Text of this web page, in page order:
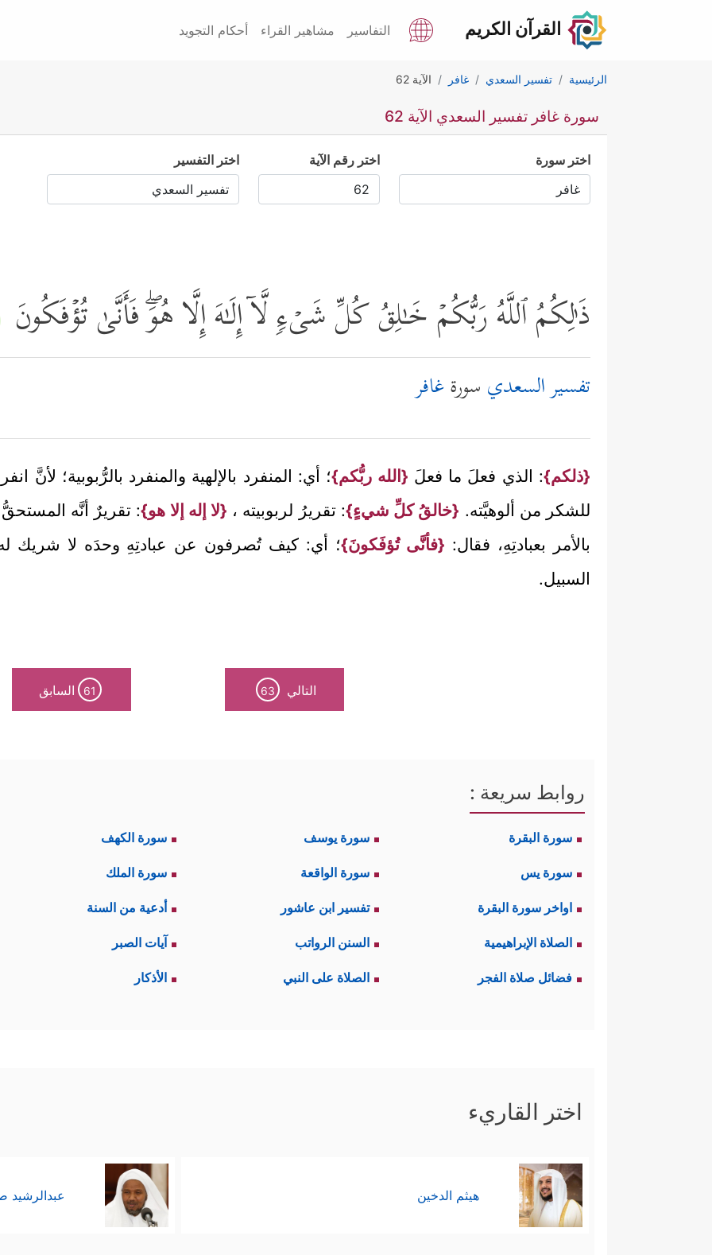
القرآن الكريم التفاسير مشاهير القراء أحكام التجويد
الرئيسية تفسير السعدي غافر الآية 62
سورة غافر تفسير السعدي الآية 62
اختر سورة اختر رقم الآية اختر التفسير
ذَ ٰ⁠لِكُمُ ٱللَّهُ رَبُّكُمۡ خَـٰلِقُ كُلِّ شَیۡءࣲ لَّاۤ إِلَـٰهَ إِلَّا هُوَۖ فَأَنَّىٰ تُؤۡفَكُونَ
تفسير السعدي سورةغافر
{ذلكم}: الذي فعلَ ما فعلَ {الله ربُّكم}؛ أي: المنفرد بالإلهية والمنفرد بالرُّبوبية؛ لأنَّ
للشكر من ألوهيَّته. {خالقُ كلِّ شيءٍ}: تقريرُ لربوبيته ، {لا إله إلا هو}: تقريرٌ أنَّه
بالأمر بعبادتِهِ، فقال: {فأنَّى تُؤفَكونَ}؛ أي: كيف تُصرفون عن عبادتِهِ وحدَه لا شريك له
السبيل.
التالي 63
61 السابق
روابط سريعة :
سورة البقرة سورة يوسف سورة الكهف
سورة يس سورة الواقعة سورة الملك
اواخر سورة البقرة تفسير ابن عاشور أدعية من السنة
الصلاة الإبراهيمية السنن الرواتب آيات الصبر
فضائل صلاة الفجر الصلاة على النبي الأذكار
اختر القاريء
هيثم الدخين عبدالرشيد